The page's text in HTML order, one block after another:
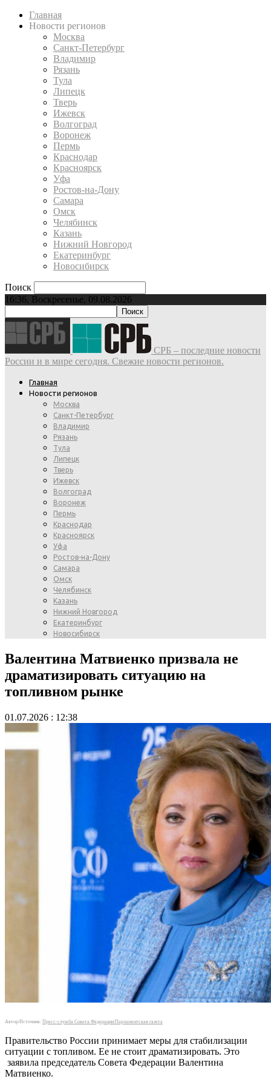
Главная
Новости регионов
Москва
Санкт-Петербург
Владимир
Рязань
Тула
Липецк
Тверь
Ижевск
Волгоград
Воронеж
Пермь
Краснодар
Красноярск
Уфа
Ростов-на-Дону
Самара
Омск
Челябинск
Казань
Нижний Новгород
Екатеринбург
Новосибирск
Поиск
16:36, Воскресенье, 09.08.2026
СРБ – последние новости
России и в мире сегодня. Свежие новости регионов.
Главная
Новости регионов
Москва
Санкт-Петербург
Владимир
Рязань
Тула
Липецк
Тверь
Ижевск
Волгоград
Воронеж
Пермь
Краснодар
Красноярск
Уфа
Ростов-на-Дону
Самара
Омск
Челябинск
Казань
Нижний Новгород
Екатеринбург
Новосибирск
Валентина Матвиенко призвала не
драматизировать ситуацию на
топливном рынке
01.07.2026 : 12:38
Автор/Источник: Пресс-служба Совета Федерации/Парламентская газета
Правительство России принимает меры для стабилизации
ситуации с топливом. Ее не стоит драматизировать. Это
заявила председатель Совета Федерации Валентина
Матвиенко.